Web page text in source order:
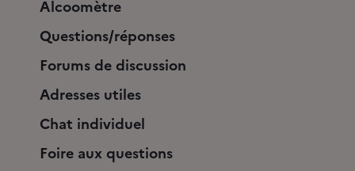
Alcoomètre
Questions/réponses
Forums de discussion
Adresses utiles
Chat individuel
Foire aux questions